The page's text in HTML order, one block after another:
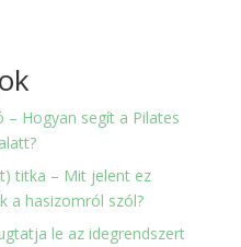
Hogyan segít a Pilates
titka – Mit jelent ez
a hasizomról szól?
le az idegrendszert